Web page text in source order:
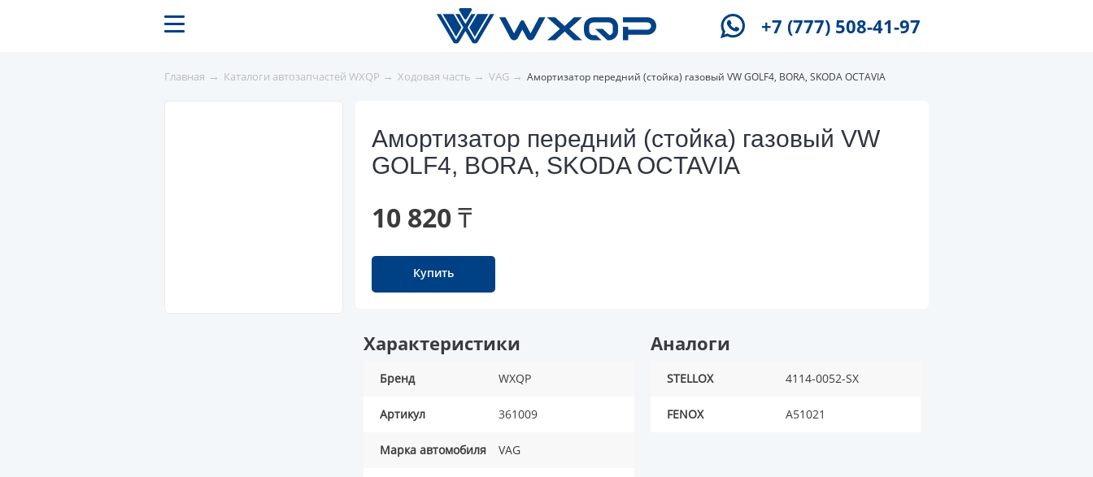
+7 (777) 508-41-97
Главная → Каталоги автозапчастей WXQP → Ходовая часть → VAG → Амортизатор передний (стойка) газовый VW GOLF4, BORA, SKODA OCTAVIA
Амортизатор передний (стойка) газовый VW
GOLF4, BORA, SKODA OCTAVIA
10 820 ₸
Купить
Характеристики
Бренд WXQP
Артикул 361009
Марка автомобиля VAG
Аналоги
STELLOX 4114-0052-SX
FENOX A51021